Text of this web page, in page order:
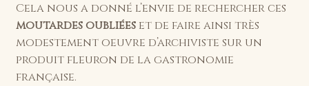
Cela nous a donné l’envie de rechercher ces
moutardes oubliéeset de faire ainsi très
modestement oeuvre d’archiviste sur un
produit fleuron de la gastronomie
française.